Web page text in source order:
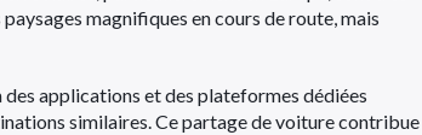
magnifiques en cours de route, mais
applications et des plateformes dédiées
similaires. Ce partage de voiture contribue